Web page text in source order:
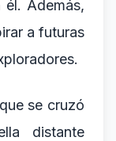
Además,
a futuras
se cruzó
distante